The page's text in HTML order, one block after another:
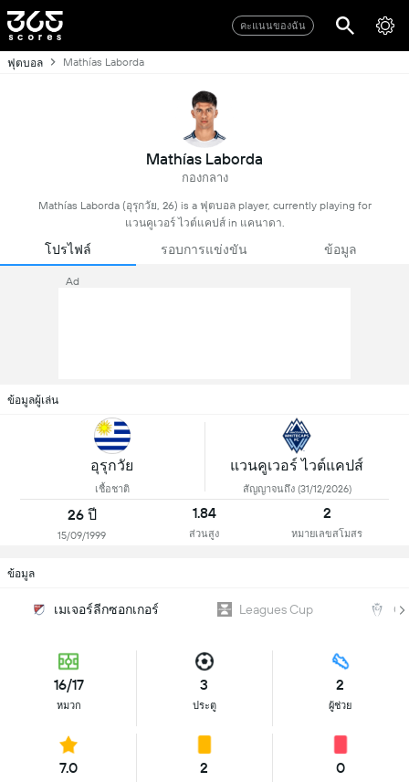
คะแนนของฉัน
ฟุตบอล Mathías Laborda
Mathías Laborda
กองกลาง
Mathías Laborda (อุรุกวัย, 26) is a ฟุตบอล player, currently playing for
แวนคูเวอร์ ไวต์แคปส์ in แคนาดา.
โปรไฟล์ รอบการแข่งขัน ข้อมูล
Ad
ข้อมูลผู้เล่น
อุรุกวัย
เชื้อชาติ
แวนคูเวอร์ ไวต์แคปส์
สัญญาจนถึง (31/12/2026)
26 ปี
15/09/1999
1.84
ส่วนสูง
2
หมายเลขสโมสร
ข้อมูล
เมเจอร์ลีกซอกเกอร์ Leagues Cup
16/17
หมวก
3
ประตู
2
ผู้ช่วย
7.0 2 0